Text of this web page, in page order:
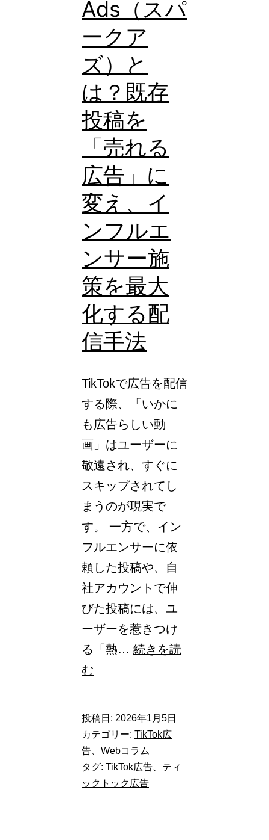
Ads（スパ
ークア
ズ）と
は？既存
投稿を
「売れる
広告」に
変え、イ
ンフルエ
ンサー施
策を最大
化する配
信手法
TikTokで広告を配信
する際、「いかに
も広告らしい動
画」はユーザーに
敬遠され、すぐに
スキップされてし
まうのが現実で
す。 一方で、イン
フルエンサーに依
頼した投稿や、自
社アカウントで伸
びた投稿には、ユ
ーザーを惹きつけ
る「熱… 続きを読
む
TikTok
Spark
Ads（ス
パ
投稿日: 2026年1月5日
カテゴリー: TikTok広
告
Webコラム
タグ: TikTok広告
ティ
ックトック広告